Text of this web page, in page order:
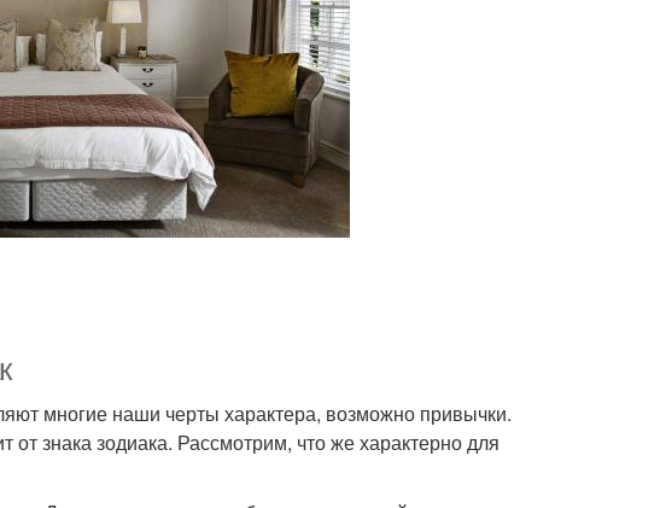
многие наши черты характера, возможно привычки.
от знака зодиака. Рассмотрим, что же характерно для